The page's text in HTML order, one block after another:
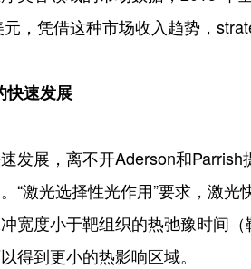
，凭借这种市场收入趋势，
快速发展
发展，离不开Aderson和Parrish
“激光选择性光作用”要求，激
宽度小于靶组织的热弛豫时间
得到更小的热影响区域。